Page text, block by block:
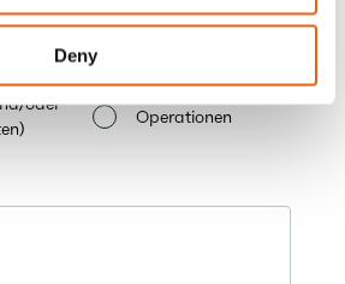
Deny
Partner für
oder
Operationen